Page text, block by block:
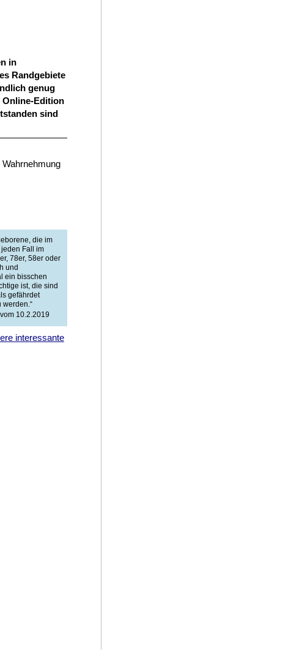
in
Randgebiete
genug
Online-Edition
sind
die im
Fall im
78er, 58er oder
und
ein bisschen
ist, die sind
gefährdet
werden.“
vom 10.2.2019
interessante